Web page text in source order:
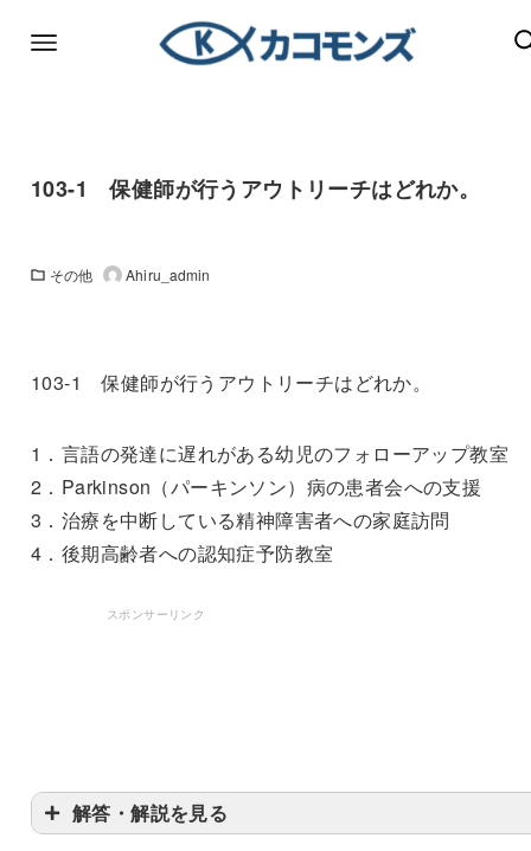
103-1 保健師が行うアウトリーチはどれか。
その他 Ahiru_admin
103-1 保健師が行うアウトリーチはどれか。
1．言語の発達に遅れがある幼児のフォローアップ教室
2．Parkinson（パーキンソン）病の患者会への支援
3．治療を中断している精神障害者への家庭訪問
4．後期高齢者への認知症予防教室
スポンサーリンク
解答・解説を見る